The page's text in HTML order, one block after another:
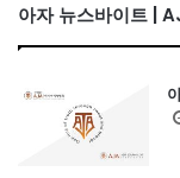
아자 뉴스바이트 |